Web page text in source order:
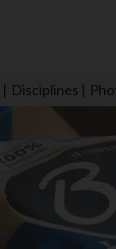
Disciplines
L'aff soutient